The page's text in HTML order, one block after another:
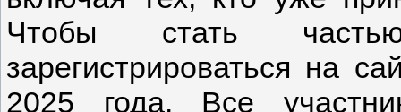
Чтобы стать
зарегистрироваться на
2025 года. Все